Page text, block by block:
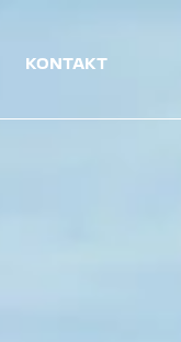
KONTAKT